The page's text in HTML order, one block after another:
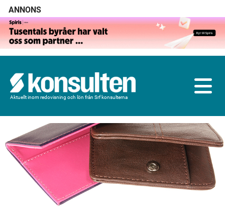
ANNONS
Aktuellt inom redovisning och lön från Srf konsulterna